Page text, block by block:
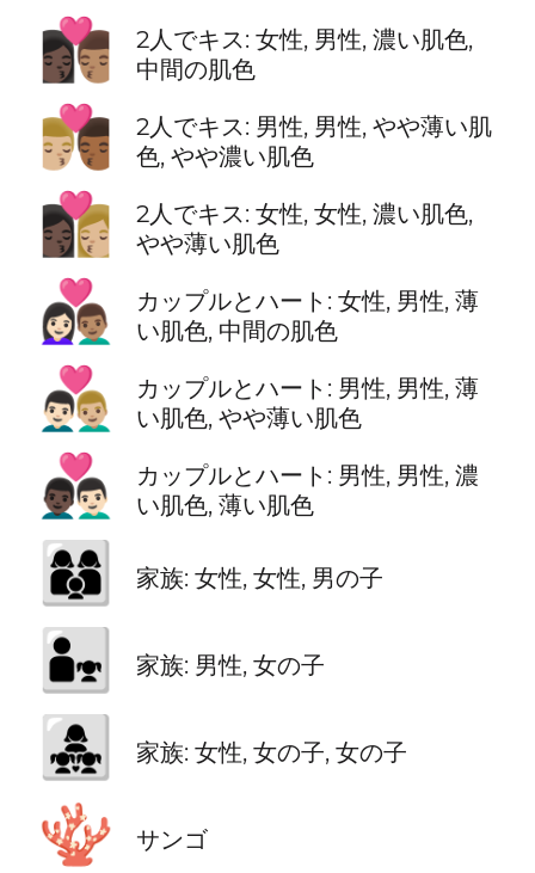
👩🏿‍❤️‍💋‍👨🏽
2人でキス: 女性, 男性, 濃い肌色,
中間の肌色
👨🏼‍❤️‍💋‍👨🏾
2人でキス: 男性, 男性, やや薄い肌
色, やや濃い肌色
👩🏿‍❤️‍💋‍👩🏼
2人でキス: 女性, 女性, 濃い肌色,
やや薄い肌色
👩🏻‍❤️‍👨🏽
カップルとハート: 女性, 男性, 薄
い肌色, 中間の肌色
👨🏻‍❤️‍👨🏼
カップルとハート: 男性, 男性, 薄
い肌色, やや薄い肌色
👨🏿‍❤️‍👨🏻
カップルとハート: 男性, 男性, 濃
い肌色, 薄い肌色
👩‍👩‍👦 家族: 女性, 女性, 男の子
👨‍👧 家族: 男性, 女の子
👩‍👧‍👧 家族: 女性, 女の子, 女の子
🪸 サンゴ